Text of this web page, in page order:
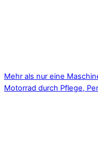
Mehr als nur eine
Motorrad durch Pflege,